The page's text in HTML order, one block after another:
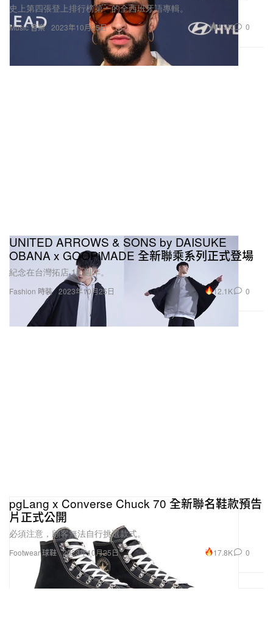
Music 音樂
史上第四張登上排行榜第一的全西班牙語專輯。
2023年10月25日 1.3K 0
Fashion 時裝
UNITED ARROWS & SONS by DAISUKE
OBANA x GOOPiMADE 全新聯乘系列正式登場
紀念在台灣拓店 10 週年。
2023年10月25日 12.1K 0
Footwear 球鞋
pgLang x Converse Chuck 70 全新聯名鞋款預告
片正式公開
必須注意，顧客無法自行挑選款式。
2023年10月25日 17.8K 0